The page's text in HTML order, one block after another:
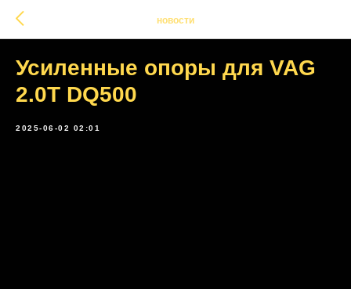
новости
Усиленные опоры для VAG
2.0T DQ500
2025-06-02 02:01